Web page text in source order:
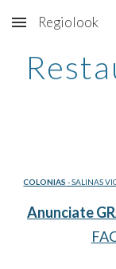
Skip to main
Regiolook
COLONIAS - SALINAS
Anunciate